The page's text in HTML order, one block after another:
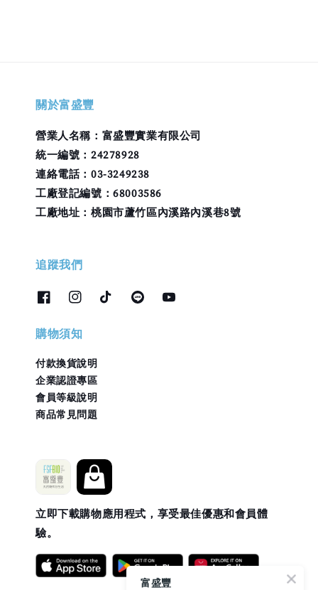
關於富盛豐
營業人名稱：富盛豐實業有限公司
統一編號：24278928
連絡電話：03-3249238
工廠登記編號：68003586
工廠地址：桃園市蘆竹區內溪路內溪巷8號
追蹤我們
購物須知
付款換貨說明
企業認證專區
會員等級說明
商品常見問題
立即下載購物應用程式，享受最佳優惠和會員體
驗。
富盛豐